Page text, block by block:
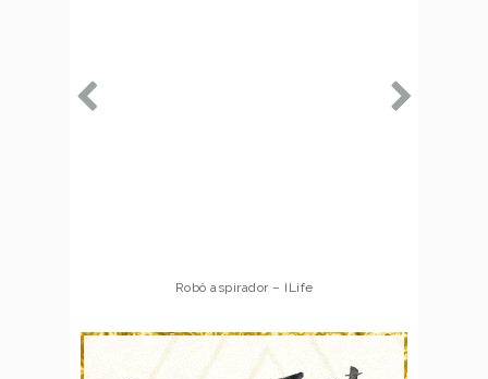
Robô aspirador – ILife